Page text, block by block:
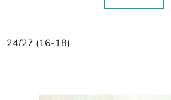
24/27 (16-18)